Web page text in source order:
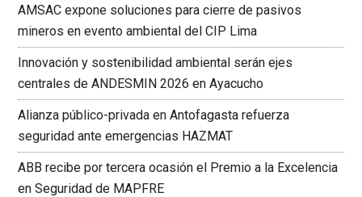
AMSAC expone soluciones para cierre de pasivos
mineros en evento ambiental del CIP Lima
Innovación y sostenibilidad ambiental serán ejes
centrales de ANDESMIN 2026 en Ayacucho
Alianza público-privada en Antofagasta refuerza
seguridad ante emergencias HAZMAT
ABB recibe por tercera ocasión el Premio a la Excelencia
en Seguridad de MAPFRE